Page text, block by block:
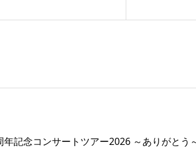
念コンサートツアー2026 ～ありがとう